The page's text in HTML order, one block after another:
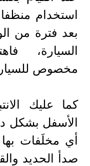
استخدام
بعد فترة من
السيارة،
مخصوص
كما عليك
الأسفل بشكل
أي مخلَفات
صدأ الحديد